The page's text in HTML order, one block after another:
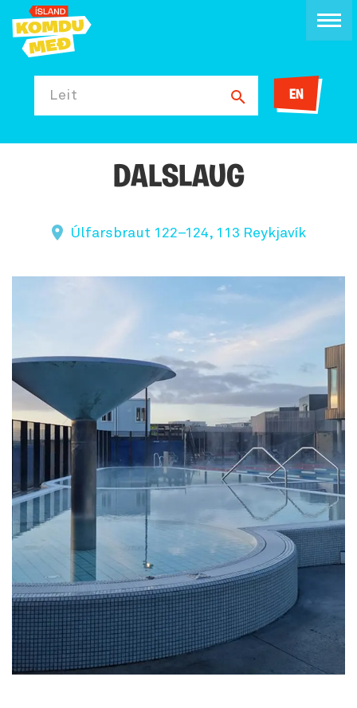
Leit EN
DALSLAUG
Úlfarsbraut 122–124, 113 Reykjavík